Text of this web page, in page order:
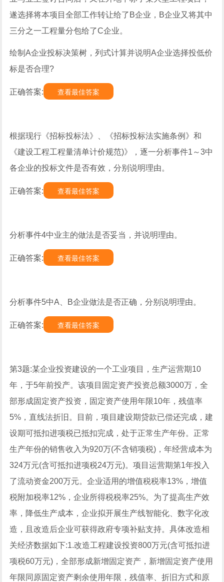
遂选择将本项目全部工作转让给了B企业，B企业又将其中
三分之一工程量分包给了C企业。
绘制A企业投标决策树，列式计算并说明A企业选择投低价
标是否合理?
正确答案: 查看最佳答案
根据现行《招标投标法》、《招标投标法实施条例》和
《建设工程工程量清单计价规范)》，逐一分析事件1～3中
各企业的投标文件是否有效，分别说明理由。
正确答案: 查看最佳答案
分析事件4中业主的做法是否妥当，并说明理由。
正确答案: 查看最佳答案
分析事件5中A、B企业做法是否正确，分别说明理由。
正确答案: 查看最佳答案
第3题:某企业投资建设的一个工业项目，生产运营期10
年，于5年前投产。该项目固定资产投资总额3000万，全
部形成固定资产投资，固定资产使用年限10年，残值率
5%，直线法折旧。目前，项目建设期贷款已偿还完成，建
设期可抵扣进项税已抵扣完成，处于正常生产年份。正常
生产年份的销售收入为920万(不含销项税)，年经营成本为
324万元(含可抵扣进项税24万元)。项目运营期第1年投入
了流动资金200万元。企业适用的增值税税率13%，增值
税附加税率12%，企业所得税税率25%。为了提高生产效
率，降低生产成本，企业拟开展生产线智能化、数字化改
造，且改造后企业可获得政府专项补贴支持。具体改造相
关经济数据如下:1.改造工程建设投资800万元(含可抵扣进
项税60万元)，全部形成新增固定资产，新增固定资产使用
年限同原固定资产剩余使用年限，残值率、折旧方式和原